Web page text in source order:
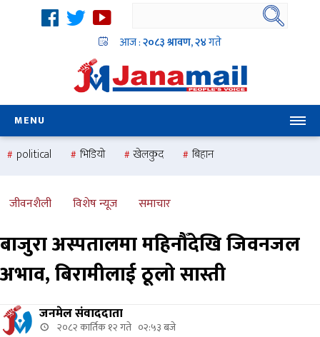
आज :२०८३ श्रावण, २४गते
MENU
political भिडियो खेलकुद
बिहान
national
health
जीवनशैली विशेष न्यूज समाचार
बाजुरा अस्पतालमा महिनौँदेखि जिवनजल
अभाव, बिरामीलाई ठूलो सास्ती
जनमेल संवाददाता
२०८२ कार्तिक १२ गते ०२:५३ बजे